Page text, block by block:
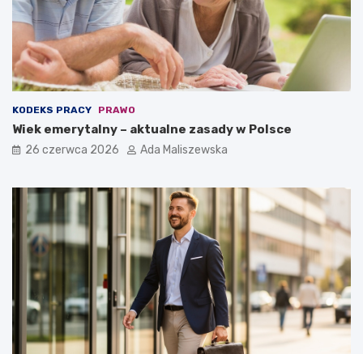
KODEKS PRACY PRAWO
Wiek emerytalny – aktualne zasady w Polsce
26 czerwca 2026 Ada Maliszewska